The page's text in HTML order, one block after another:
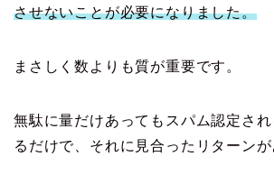
させないことが必要になりました。
まさしく数よりも質が重要です。
無駄に量だけあってもスパム認定さ
るだけで、それに見合ったリターンが